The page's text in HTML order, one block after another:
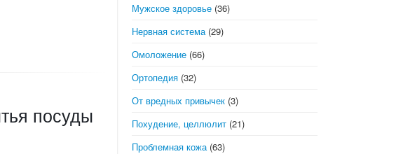
посуды
Мужское здоровье (36)
Нервная система (29)
Омоложение (66)
Ортопедия (32)
От вредных привычек (3)
Похудение, целлюлит (21)
Проблемная кожа (63)